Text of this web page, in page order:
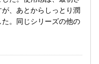
、あとからしっとり潤
。同じシリーズの他の